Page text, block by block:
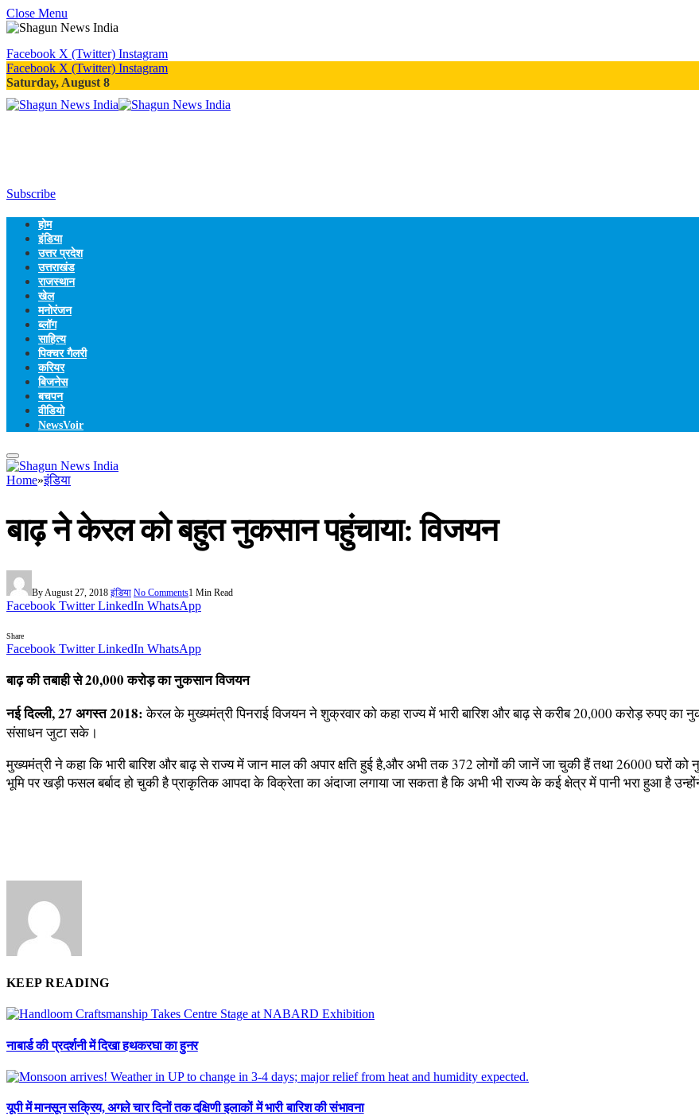
Close Menu
Facebook X (Twitter) Instagram
Facebook X (Twitter) Instagram
Saturday, August 8
Subscribe
होम
इंडिया
उत्तर प्रदेश
उत्तराखंड
राजस्थान
खेल
मनोरंजन
ब्लॉग
साहित्य
पिक्चर गैलरी
करियर
बिजनेस
बचपन
वीडियो
NewsVoir
Home»इंडिया
बाढ़ ने केरल को बहुत नुकसान पहुंचाया: विजयन
By August 27, 2018 इंडिया No Comments1 Min Read
Facebook Twitter LinkedIn WhatsApp
Share
Facebook Twitter LinkedIn WhatsApp
बाढ़ की तबाही से 20,000 करोड़ का नुकसान विजयन
नई दिल्ली, 27 अगस्त 2018:केरल के मुख्यमंत्री पिनराई विजयन ने शुक्रवार को कहा राज्य में भारी बारिश और बाढ़ से करीब 20,000 करोड़ रुपए
संसाधन जुटा सके।
मुख्यमंत्री ने कहा कि भारी बारिश और बाढ़ से राज्य में जान माल की अपार क्षति हुई है,और अभी तक 372 लोगों की जानें जा चुकी हैं तथा 26000 घरों
भूमि पर खड़ी फसल बर्बाद हो चुकी है प्राकृतिक आपदा के विक्रेता का अंदाजा लगाया जा सकता है कि अभी भी राज्य के कई क्षेत्र में पानी भरा हुआ है
KEEP READING
नाबार्ड की प्रदर्शनी में दिखा हथकरघा का हुनर
यूपी में मानसून सक्रिय, अगले चार दिनों तक दक्षिणी इलाकों में भारी बारिश की संभावना